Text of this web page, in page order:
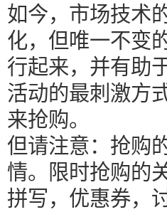
如今，市场技术
化，但唯一不变
行起来，并有助
活动的最刺激方
来抢购。
但请注意：抢购
情。限时抢购的
拼写，优惠券，